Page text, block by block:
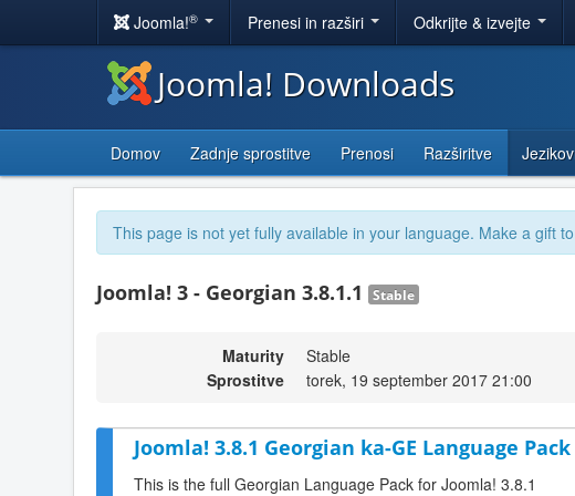
Joomla!® Prenesi in razširi Odkrijte & izvejte
Joomla! Downloads
Domov Zadnje sprostitve Prenosi Razširitve
This page is not yet fully available in your language. Make a gift
Joomla! 3 - Georgian 3.8.1.1 Stable
Maturity
Stable
Sprostitve
torek, 19 september 2017 21:00
Joomla! 3.8.1 Georgian ka-GE Language Pack
This is the full Georgian Language Pack for Joomla! 3.8.1